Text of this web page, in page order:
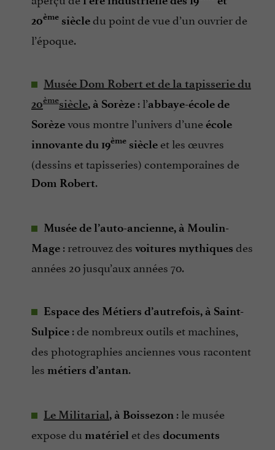
20ème siècledu point de vue d’un ouvrier de
l’époque.
Musée Dom Robert et de la tapisserie du
20èmesiècle, à Sorèze : l’abbaye-école de
Sorèzevous montre l’univers d’uneécole
innovante du 19ème siècle et les œuvres
(dessins et tapisseries) contemporaines de
Dom Robert.
Musée de l’auto-ancienne, à Moulin-
Mage : retrouvez des voitures mythiques des
années 20 jusqu’aux années 70.
Espace des Métiers d’autrefois, à Saint-
Sulpice : de nombreux outils et machines,
des photographies anciennes vous racontent
les métiers d’antan.
Le Militarial, à Boissezon : le musée
expose du matériel et des documents